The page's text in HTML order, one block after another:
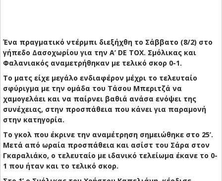
Ένα πραγματικό ντέρμπι διεξήχθη το Σάββατο (8/2) στο
γήπεδο Δασοχωρίου για την Α’ DE TOX. Σμόλικας και
Φαλανιακός αναμετρήθηκαν με τελικό σκορ 0-1.
Το ματς είχε μεγάλο ενδιαφέρον μέχρι το τελευταίο
σφύριγμα με την ομάδα του Τάσου Μπεριτζά να
χαμογελάει και να παίρνει βαθιά ανάσα ενόψει της
συνέχειας, στην προσπάθεια που κάνει για παραμονή
στην κατηγορία.
Το γκολ που έκρινε την αναμέτρηση σημειώθηκε στο 25’.
Μετά από ωραία προσπάθεια και ασίστ του Σάρα στον
Γκαραλιάκο, ο τελευταίο με ιδανικό τελείωμα έκανε το 0-
1 που ήταν και το τελικό σκορ.